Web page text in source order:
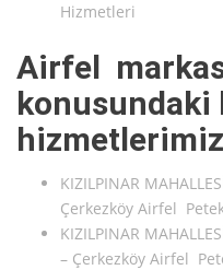
Hizmetleri
Airfel
konusundaki
KIZILPINAR
Çerkezköy Airfel
KIZILPINAR
– Çerkezköy Airfel